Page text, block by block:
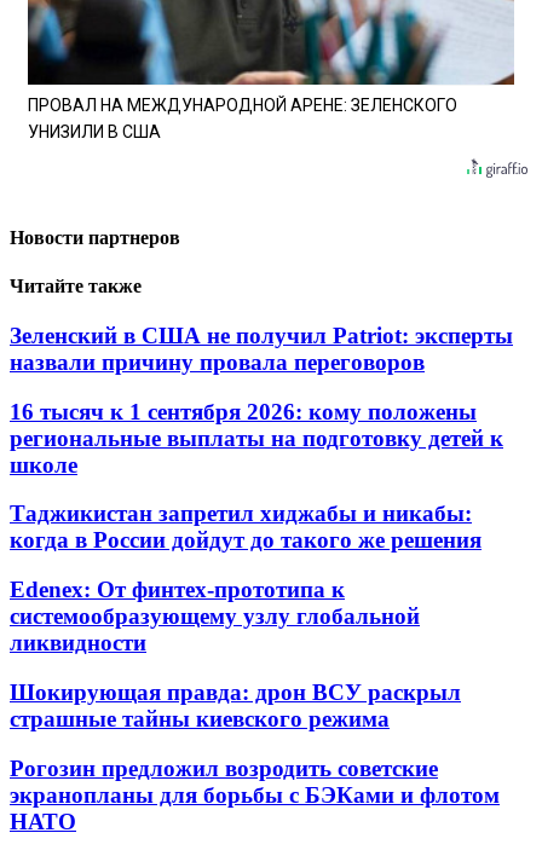
ПРОВАЛ НА МЕЖДУНАРОДНОЙ АРЕНЕ: ЗЕЛЕНСКОГО
УНИЗИЛИ В США
Новости партнеров
Читайте также
Зеленский в США не получил Patriot: эксперты
назвали причину провала переговоров
16 тысяч к 1 сентября 2026: кому положены
региональные выплаты на подготовку детей к
школе
Таджикистан запретил хиджабы и никабы:
когда в России дойдут до такого же решения
Edenex: От финтех-прототипа к
системообразующему узлу глобальной
ликвидности
Шокирующая правда: дрон ВСУ раскрыл
страшные тайны киевского режима
Рогозин предложил возродить советские
экранопланы для борьбы с БЭКами и флотом
НАТО